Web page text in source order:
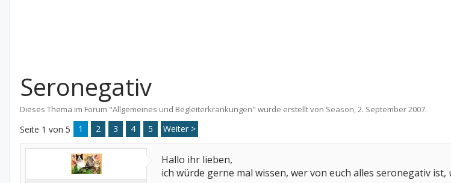
Seronegativ
Dieses Thema im Forum "Allgemeines und Begleiterkrankungen" wurde erstellt von Season,2. September 2007.
Seite 1 von 5 1 2 3 4 5 Weiter >
Hallo ihr lieben,
ich würde gerne mal wissen, wer von euch alles seronegativ